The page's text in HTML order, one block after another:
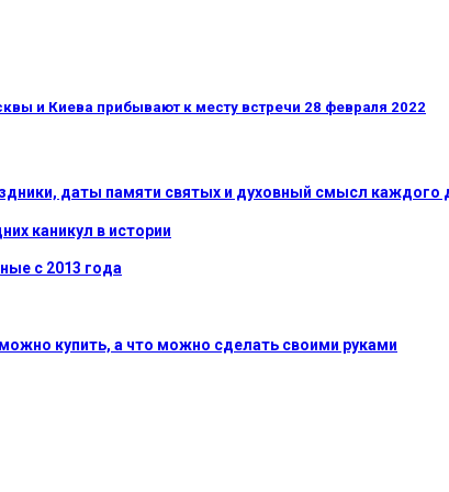
и Киева прибывают к месту встречи 28 февраля 2022
даты памяти святых и духовный смысл каждого
каникул в истории
с 2013 года
купить, а что можно сделать своими руками